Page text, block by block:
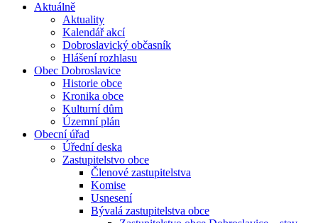
Aktuálně
Aktuality
Kalendář akcí
Dobroslavický občasník
Hlášení rozhlasu
Obec Dobroslavice
Historie obce
Kronika obce
Kulturní dům
Územní plán
Obecní úřad
Úřední deska
Zastupitelstvo obce
Členové zastupitelstva
Komise
Usnesení
Bývalá zastupitelstva obce